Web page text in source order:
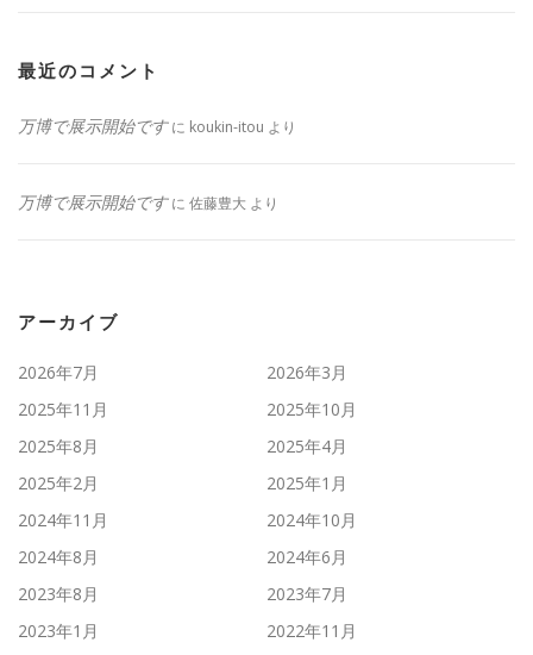
最近のコメント
万博で展示開始ですに koukin-itou より
万博で展示開始ですに 佐藤豊大 より
アーカイブ
2026年7月
2026年3月
2025年11月
2025年10月
2025年8月
2025年4月
2025年2月
2025年1月
2024年11月
2024年10月
2024年8月
2024年6月
2023年8月
2023年7月
2023年1月
2022年11月